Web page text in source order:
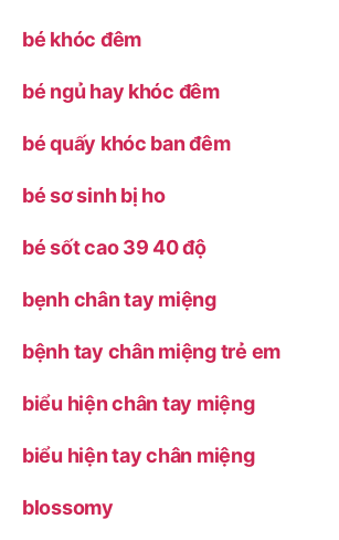
bé khóc đêm
bé ngủ hay khóc đêm
bé quấy khóc ban đêm
bé sơ sinh bị ho
bé sốt cao 39 40 độ
bẹnh chân tay miệng
bệnh tay chân miệng trẻ em
biểu hiện chân tay miệng
biểu hiện tay chân miệng
blossomy